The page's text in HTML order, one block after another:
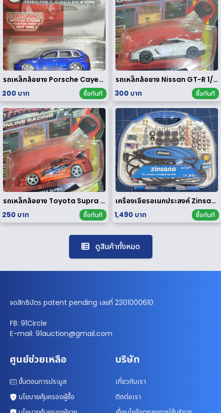
รถเหล็กล้อยาง Porsche Cayenne Turbo 1/64
200 บาท
ซื้อทันที
รถเหล็กล้อยาง Nissan GT-R 1/64
300 บาท
ซื้อทันที
รถเหล็กล้อยาง Toyota Supra 1/64
250 บาท
ซื้อทันที
เครื่องเจียรอเนกประสงค์ Zinsano รุ่น MG135E [ มือสอง ]
1,490 บาท
ซื้อทันที
ดูสินค้าทั้งหมด
จดสิทธิบัตร patent pending เลขที่ 2301000610
FB: 91Circle
E-mail: 91auction@gmail.com
ศูนย์ช่วยเหลือ
ขั้นตอนการประมูล
นโยบายคุ้มครองผู้ซื้อ
บริษัท
เกี่ยวกับเรา
ติดต่อเรา